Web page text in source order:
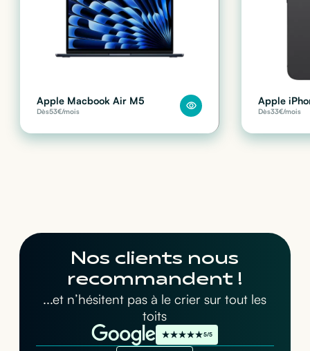
Apple Macbook Air M5
Dès53€/mois
Apple
Dès33€/mois
Nos clients nous
recommandent !
...et n’hésitent pas à le crier sur tout les
toits
5/5